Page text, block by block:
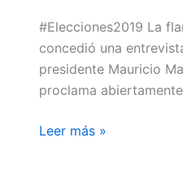
#Elecciones2019 La
concedió una
presidente Mauricio
proclama
TIENE
UNA
PALABRA
PARA
Leer más »